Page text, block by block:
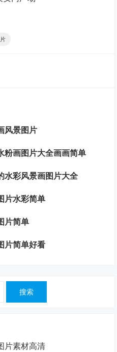
风景图片
粉画图片大全画画简单
水彩风景画图片大全
片水彩简单
片简单
片简单好看
片素材高清